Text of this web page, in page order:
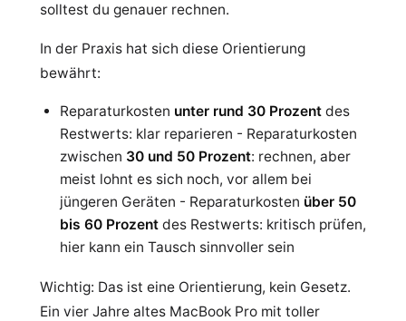
solltest du genauer rechnen.
In der Praxis hat sich diese Orientierung
bewährt:
Reparaturkosten unter rund 30 Prozent des
Restwerts: klar reparieren - Reparaturkosten
zwischen 30 und 50 Prozent: rechnen, aber
meist lohnt es sich noch, vor allem bei
jüngeren Geräten - Reparaturkosten über 50
bis 60 Prozent des Restwerts: kritisch prüfen,
hier kann ein Tausch sinnvoller sein
Wichtig: Das ist eine Orientierung, kein Gesetz.
Ein vier Jahre altes MacBook Pro mit toller